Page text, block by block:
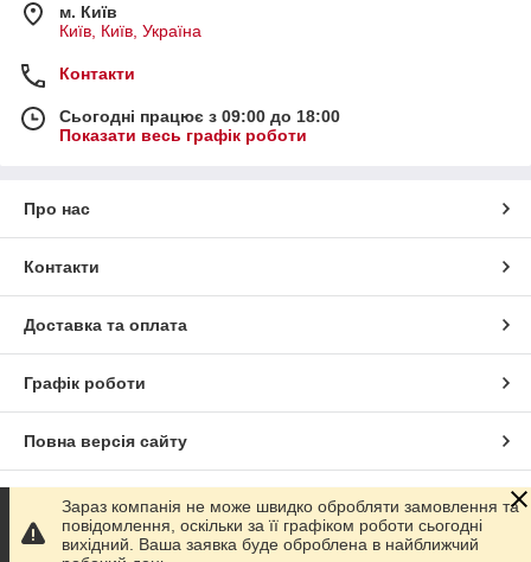
м. Київ
Київ, Київ, Україна
Контакти
Сьогодні працює з 09:00 до 18:00
Показати весь графік роботи
Про нас
Контакти
Доставка та оплата
Графік роботи
Повна версія сайту
Сайт створено на маркетплейсі Prom.ua
Політика конфіденційності
Зараз компанія не може швидко обробляти замовлення та
повідомлення, оскільки за її графіком роботи сьогодні
вихідний. Ваша заявка буде оброблена в найближчий